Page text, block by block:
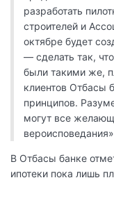
разработать
строителей и
октябре будет
— сделать так,
были такими же,
клиентов Отбасы
принципов.
могут все
В Отбасы банке
ипотеки пока лишь